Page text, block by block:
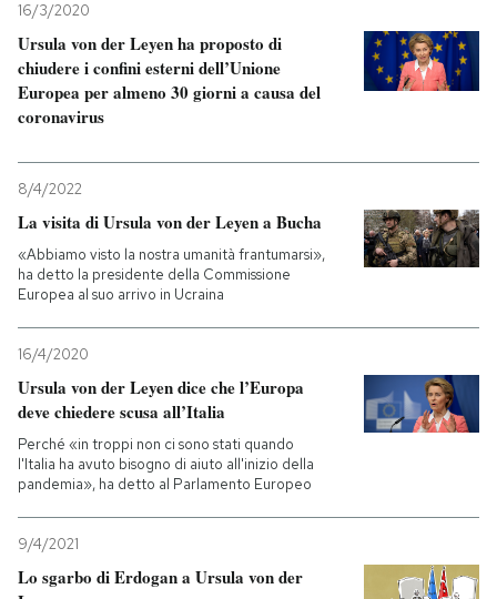
16/3/2020
Ursula von der Leyen ha proposto di
chiudere i confini esterni dell’Unione
Europea per almeno 30 giorni a causa del
coronavirus
8/4/2022
La visita di Ursula von der Leyen a Bucha
«Abbiamo visto la nostra umanità frantumarsi»,
ha detto la presidente della Commissione
Europea al suo arrivo in Ucraina
16/4/2020
Ursula von der Leyen dice che l’Europa
deve chiedere scusa all’Italia
Perché «in troppi non ci sono stati quando
l'Italia ha avuto bisogno di aiuto all'inizio della
pandemia», ha detto al Parlamento Europeo
9/4/2021
Lo sgarbo di Erdogan a Ursula von der